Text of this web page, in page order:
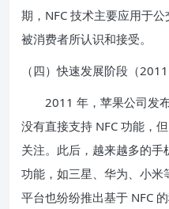
期，NFC 技术主要应用于
被消费者所认识和接受。
（四）快速发展阶段（2011
2011 年，苹果公司发布
没有直接支持 NFC 功能，
关注。此后，越来越多的手
功能，如三星、华为、小
平台也纷纷推出基于 NFC